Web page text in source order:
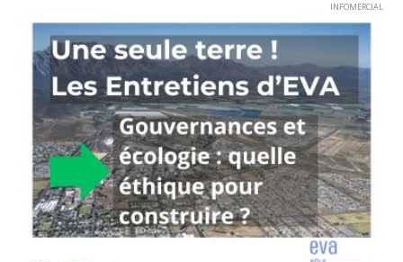
INFOMERCIAL